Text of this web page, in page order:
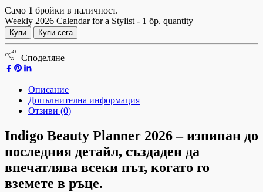
Само 1 бройки в наличност.
Weekly 2026 Calendar for a Stylist - 1 бр. quantity
Купи Купи сега
Споделяне
Описание
Допълнителна информация
Отзиви (0)
Indigo Beauty Planner 2026 – изпипан до
последния детайл, създаден да
впечатлява всеки път, когато го
вземете в ръце.